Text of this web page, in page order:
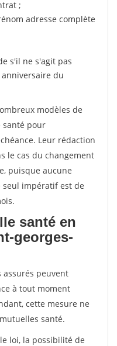
;
adresse complète
s'il ne s'agit pas
du
modèles de
pour
Leur rédaction
le cas du changement
puisque aucune
seul impératif est de
santé en
georges-
assurés peuvent
à tout moment
cette mesure ne
santé.
loi, la possibilité de